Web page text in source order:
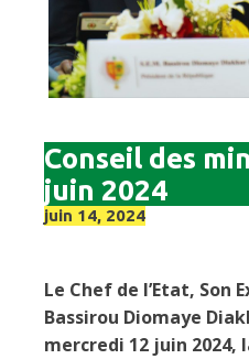
Conseil des
juin 2024
juin 14, 2024
Le Chef de l’Etat, Son
Bassirou Diomaye
mercredi 12 juin 2024,